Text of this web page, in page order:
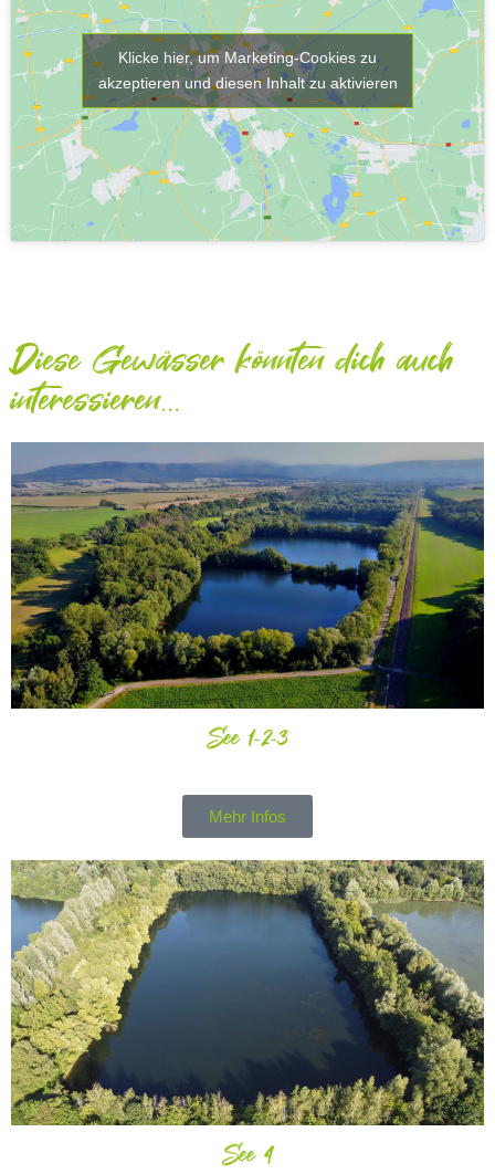
Klicke hier, um Marketing-Cookies zu
akzeptieren und diesen Inhalt zu aktivieren
Diese Gewässer könnten dich auch
interessieren...
See 1-2-3
Mehr Infos
See 4